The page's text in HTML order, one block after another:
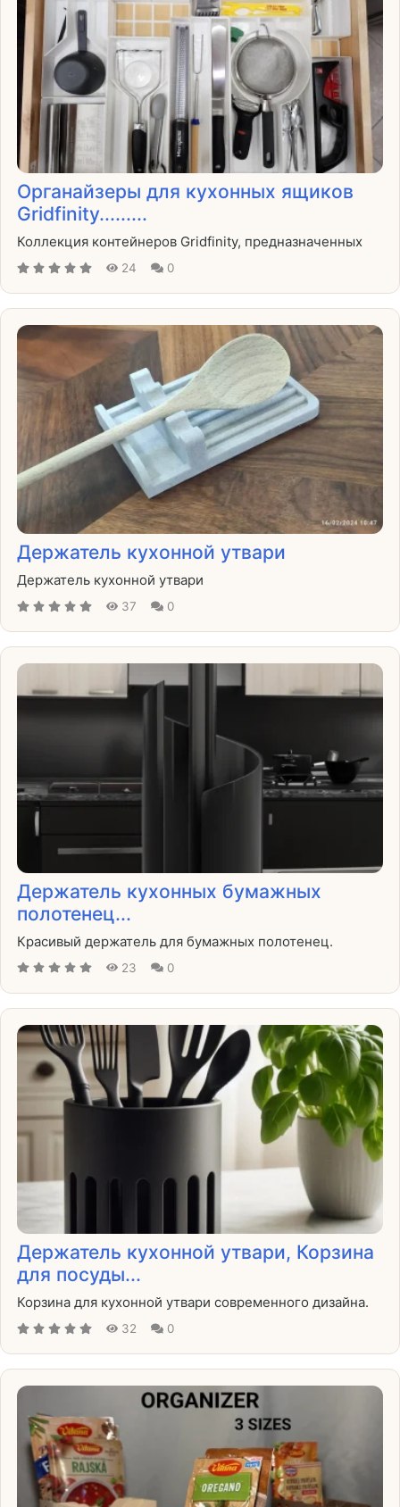
Органайзеры для кухонных ящиков
Gridfinity.........
Коллекция контейнеров Gridfinity, предназначенных
24 0
Держатель кухонной утвари
Держатель кухонной утвари
37 0
Держатель кухонных бумажных
полотенец...
Красивый держатель для бумажных полотенец.
23 0
Держатель кухонной утвари, Корзина
для посуды...
Корзина для кухонной утвари современного дизайна.
32 0